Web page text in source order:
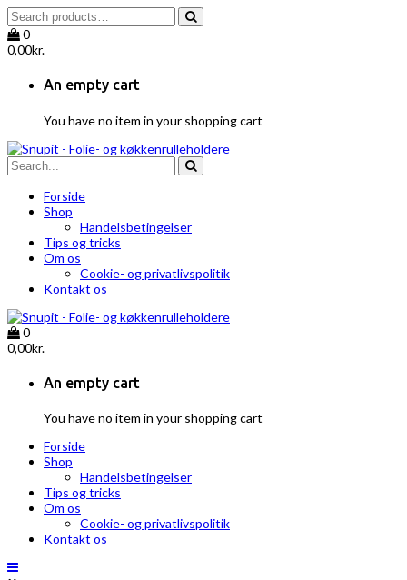
0
0,00kr.
An empty cart
You have no item in your shopping cart
Forside
Shop
Handelsbetingelser
Tips og tricks
Om os
Cookie- og privatlivspolitik
Kontakt os
0
0,00kr.
An empty cart
You have no item in your shopping cart
Forside
Shop
Handelsbetingelser
Tips og tricks
Om os
Cookie- og privatlivspolitik
Kontakt os